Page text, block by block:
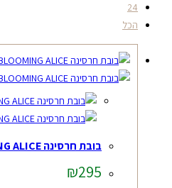
24
הכל
בובת חרסינה BLOOMING ALICE
₪295